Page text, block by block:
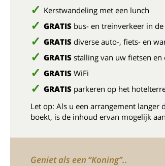
Kerstwandeling met een lunch
GRATIS bus- en treinverkeer in
GRATIS diverse auto-, fiets- en
GRATIS stalling van uw fietsen
GRATIS WiFi
GRATIS parkeren op het
Let op: Als u een arrangement langer
boekt, is de inhoud ervan mogelijk
Geniet als een “Koning”..